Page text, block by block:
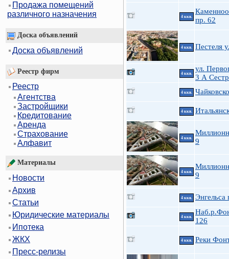
Продажа помещений
различного назначения
Доска объявлений
Доска объявлений
Реестр фирм
Реестр
Агентства
Застройщики
Кредитование
Аренда
Страхование
Алфавит
Материалы
Новости
Архив
Статьи
Юридические материалы
Ипотека
ЖКХ
Пресс-релизы
4 ккв.
пр. 62
4 ккв. Пестеля
4 ккв.
ул.
3 А
4 ккв.
4 ккв.
4 ккв.
9
4 ккв.
9
4 ккв. Энгельса
4 ккв.
126
4 ккв. Реки